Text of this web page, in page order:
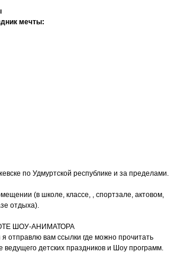
мечты:
по Удмуртской республике и за пределами.
(в школе, классе, , спортзале, актовом,
отдыха).
ШОУ-АНИМАТОРА
отправлю вам ссылки где можно прочитать
ведущего детских праздников и Шоу программ.